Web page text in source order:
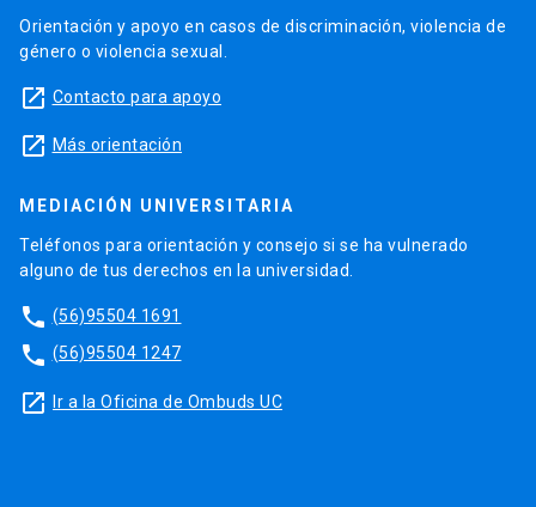
Orientación y apoyo en casos de discriminación, violencia de
género o violencia sexual.
launch Contacto para apoyo
launch Más orientación
MEDIACIÓN UNIVERSITARIA
Teléfonos para orientación y consejo si se ha vulnerado
alguno de tus derechos en la universidad.
phone (56)95504 1691
phone (56)95504 1247
launch Ir a la Oficina de Ombuds UC